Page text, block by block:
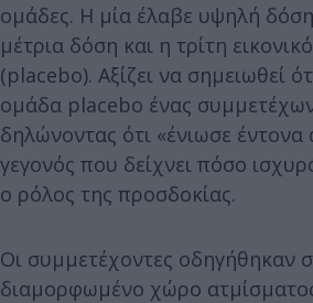
ομάδες. Η μία έλαβε υψηλή
μέτρια δόση και η τρίτη
(placebo). Αξίζει να σημειωθεί
ομάδα placebo ένας
δηλώνοντας ότι «ένιωσε έντονα
γεγονός που δείχνει πόσο
ο ρόλος της προσδοκίας.
Οι συμμετέχοντες οδηγήθηκαν
διαμορφωμένο χώρο